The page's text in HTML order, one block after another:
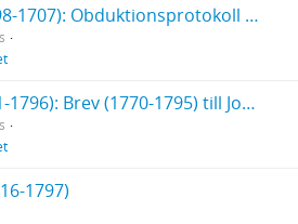
Elisabeth Funck (1698-1707): Obduktionsprotokoll av provinsialläkare Per Elfving
Johanna Funck (1711-1796): Brev (1770-1795) till Johanna Funck. Franska skrivövningar av Johanna Funck. Fröken Johanna Funck, Räkenskaper, bouppteckning med mera
1797)